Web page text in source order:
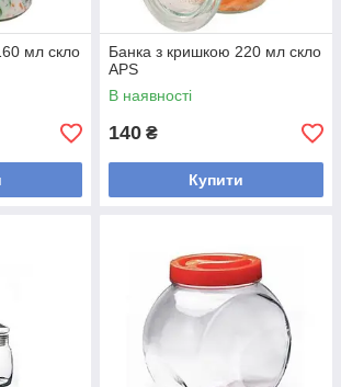
мл скло
Банка з кришкою 220 мл скло
APS
В наявності
140 ₴
Купити